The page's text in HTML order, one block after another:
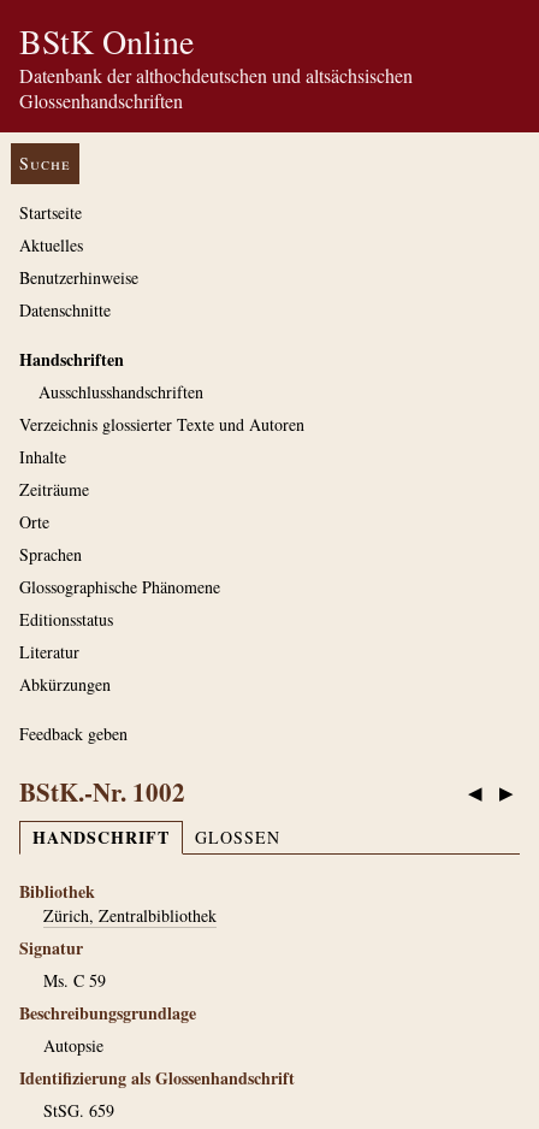
BStK Online
Datenbank der althochdeutschen und altsächsischen
Glossenhandschriften
Suche
Startseite
Aktuelles
Benutzerhinweise
Datenschnitte
Handschriften
Ausschluss­handschriften
Verzeichnis glossierter Texte und Autoren
Inhalte
Zeiträume
Orte
Sprachen
Glossographische Phänomene
Editionsstatus
Literatur
Abkürzungen
Feedback geben
◀ ▶
BStK.-Nr. 1002
HANDSCHRIFT GLOSSEN
Bibliothek
Zürich, Zentralbibliothek
Signatur
Ms. C 59
Beschreibungsgrundlage
Autopsie
Identifizierung als Glossenhandschrift
StSG. 659